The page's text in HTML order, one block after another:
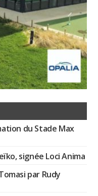
du Stade Max
signée Loci Anima
par Rudy